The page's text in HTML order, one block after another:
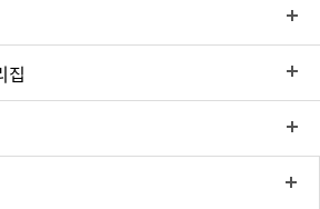
집